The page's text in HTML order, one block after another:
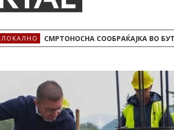
ЛОКАЛНО СМРТОНОСНА СООБРАЌАЈКА ВО